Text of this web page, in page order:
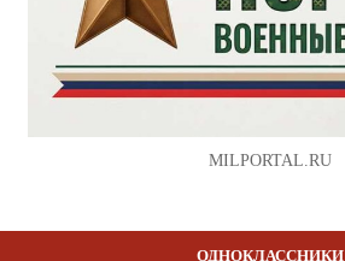
MILPORTAL.RU
ОДНОКЛАССНИКИ